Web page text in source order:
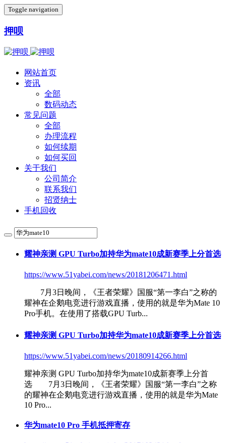
Toggle navigation
押呗
网站首页
资讯
全部
数码动态
常见问题
全部
办理流程
如何续期
如何买回
关于我们
公司简介
联系我们
招贤纳士
手机回收
耀神亲测 GPU Turbo加持华为mate10成新赛季上分首选
https://www.51yabei.com/news/20181206471.html
7月3日晚间，《王者荣耀》国服“第一李白”之称的
耀神在企鹅电竞进行游戏直播，使用的就是华为Mate 10
Pro手机。在使用了搭载GPU Turb...
耀神亲测 GPU Turbo加持华为mate10成新赛季上分首选
https://www.51yabei.com/news/20180914266.html
耀神亲测 GPU Turbo加持华为mate10成新赛季上分首
选 7月3日晚间，《王者荣耀》国服“第一李白”之称
的耀神在企鹅电竞进行游戏直播，使用的就是华为Mate
10 Pro...
华为mate10 Pro 手机抵押寄存